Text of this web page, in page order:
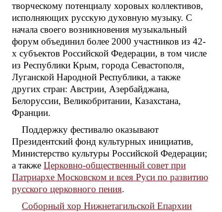
творческому потенциалу хоровых коллективов,
исполняющих русскую духовную музыку. С
начала своего возникновения музыкальный
форум объединил более 2000 участников из 42-
х субъектов Российской Федерации, в том числе
из Республики Крым, города Севастополя,
Луганской Народной Республики, а также
других стран: Австрии, Азербайджана,
Белоруссии, Великобритании, Казахстана,
Франции.
Поддержку фестивалю оказывают
Президентский фонд культурных инициатив,
Министерство культуры Российской Федерации;
а также Церковно-общественный совет при
Патриархе Московском и всея Руси по развитию
русского церковного пения.
Соборный хор Нижнетагильской Епархии